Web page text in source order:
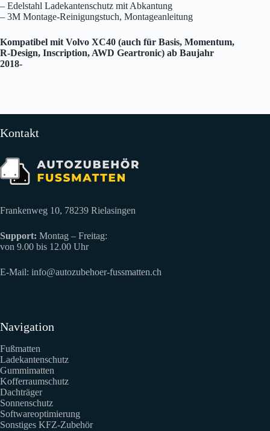
– Edelstahl Ladekantenschutz mit Abkantung
– 3M Montage-Reinigungstuch, Montageanleitung
Kompatibel mit Volvo XC40 (auch für Basis, Momentum,
R-Design, Inscription, AWD Geartronic) ab Baujahr
2018-
Kontakt
Frankenweg 10, 78239 Rielasingen
Support: Montag – Freitag:
von 9.00 bis 12.00 Uhr
E-Mail: info@autozubehoer-fussmatten.ch
Navigation
Fußmatten
Ladekantenschutz
Gummimatten
Kofferraumschutz
Dachträger
Sonnenschutz
Softwareoptimierung
Sonstiges KFZ-Zubehör